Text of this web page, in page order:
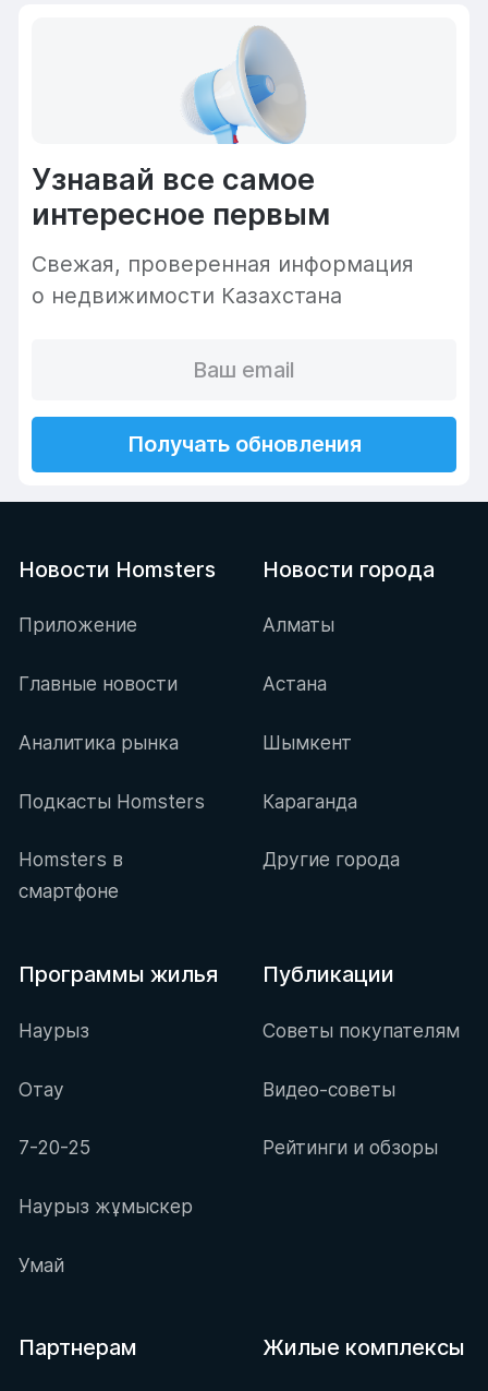
Узнавай все самое
интересное первым
Cвежая, проверенная информация
о недвижимости Казахстана
Получать обновления
Новости Homsters
Приложение
Главные новости
Аналитика рынка
Подкасты Homsters
Homsters в
смартфоне
Новости города
Алматы
Астана
Шымкент
Караганда
Другие города
Программы жилья
Наурыз
Отау
7-20-25
Наурыз жұмыскер
Умай
Публикации
Советы покупателям
Видео-советы
Рейтинги и обзоры
Партнерам Жилые комплексы